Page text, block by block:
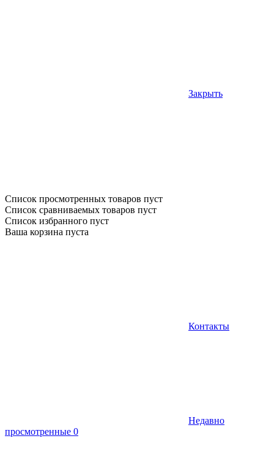
Закрыть
Список просмотренных товаров пуст
Список сравниваемых товаров пуст
Список избранного пуст
Ваша корзина пуста
Контакты
Недавно
просмотренные 0